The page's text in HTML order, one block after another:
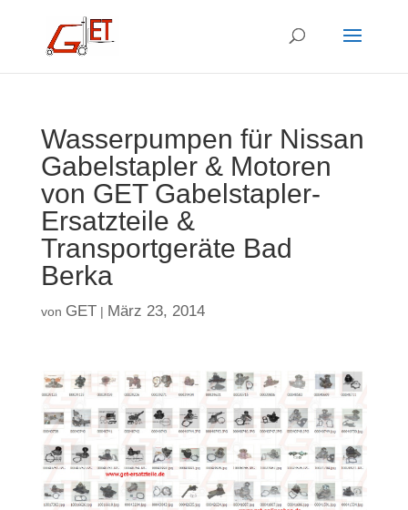
Wasserpumpen für Nissan
Gabelstapler & Motoren
von GET Gabelstapler-
Ersatzteile &
Transportgeräte Bad
Berka
von GET| März 23, 2014